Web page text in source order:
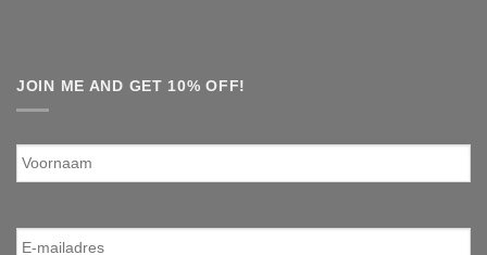
JOIN ME AND GET 10% OFF!
Voornaam
E-
mailadres *